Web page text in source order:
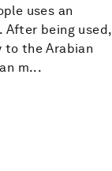
uses an
After being used,
the Arabian
m...